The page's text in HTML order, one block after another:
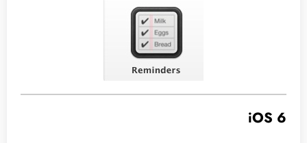
iOS 6